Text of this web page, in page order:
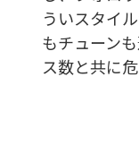
ういスタイ
もチューン
ス数と共に